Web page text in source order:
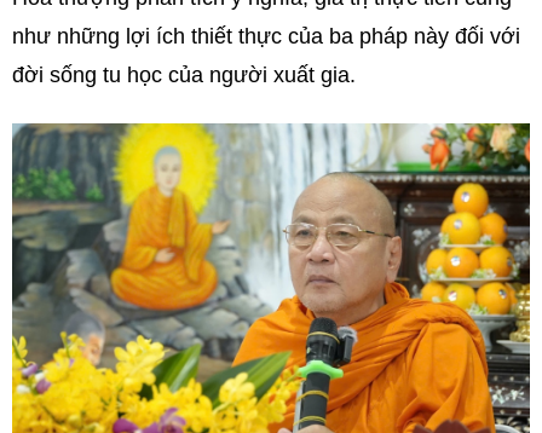
như những lợi ích thiết thực của ba pháp này đối với
đời sống tu học của người xuất gia.